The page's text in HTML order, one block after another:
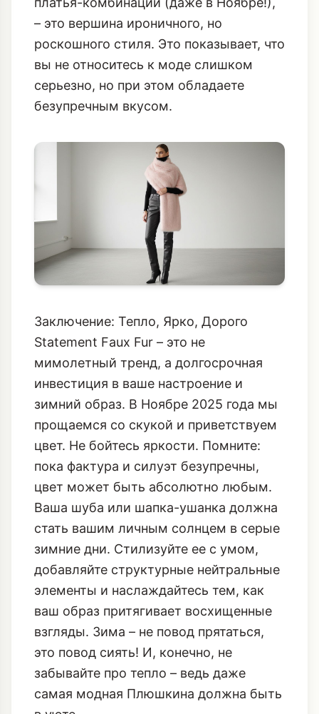
– это вершина ироничного, но
роскошного стиля. Это показывает, что
вы не относитесь к моде слишком
серьезно, но при этом обладаете
безупречным вкусом.
Заключение: Тепло, Ярко, Дорого
Statement Faux Fur – это не
мимолетный тренд, а долгосрочная
инвестиция в ваше настроение и
зимний образ. В Ноябре 2025 года мы
прощаемся со скукой и приветствуем
цвет. Не бойтесь яркости. Помните:
пока фактура и силуэт безупречны,
цвет может быть абсолютно любым.
Ваша шуба или шапка-ушанка должна
стать вашим личным солнцем в серые
зимние дни. Стилизуйте ее с умом,
добавляйте структурные нейтральные
элементы и наслаждайтесь тем, как
ваш образ притягивает восхищенные
взгляды. Зима – не повод прятаться,
это повод сиять! И, конечно, не
забывайте про тепло – ведь даже
самая модная Плюшкина должна быть